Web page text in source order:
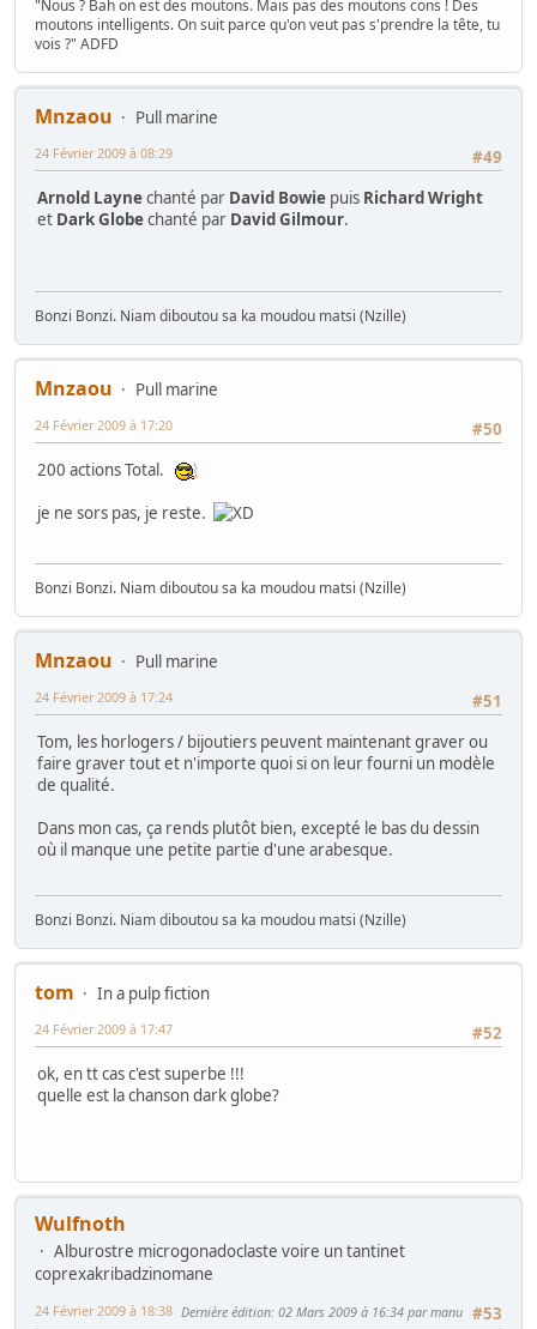
"Nous ? Bah on est des moutons. Mais pas des moutons cons ! Des
moutons intelligents. On suit parce qu'on veut pas s'prendre la tête, tu
vois ?" ADFD
Mnzaou
Pull marine
#49
24 Février 2009 à 08:29
Arnold Laynechanté par David Bowie puis Richard Wright
et Dark Globechanté par David Gilmour.
Bonzi Bonzi. Niam diboutou sa ka moudou matsi (Nzille)
Mnzaou
Pull marine
#50
24 Février 2009 à 17:20
200 actions Total.
je ne sors pas, je reste.
Bonzi Bonzi. Niam diboutou sa ka moudou matsi (Nzille)
Mnzaou
Pull marine
#51
24 Février 2009 à 17:24
Tom, les horlogers / bijoutiers peuvent maintenant graver ou
faire graver tout et n'importe quoi si on leur fourni un modèle
de qualité.
Dans mon cas, ça rends plutôt bien, excepté le bas du dessin
où il manque une petite partie d'une arabesque.
Bonzi Bonzi. Niam diboutou sa ka moudou matsi (Nzille)
tom
In a pulp fiction
#52
24 Février 2009 à 17:47
ok, en tt cas c'est superbe !!!
quelle est la chanson dark globe?
Wulfnoth
Alburostre microgonadoclaste voire un tantinet
coprexakribadzinomane
#53
24 Février 2009 à 18:38 Dernière édition: 02 Mars 2009 à 16:34 par manu